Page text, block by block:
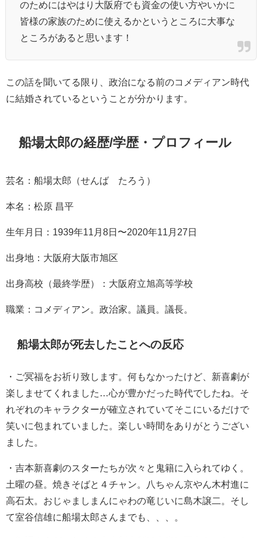
のためにはやはり大阪府でも資金の使い方やいかに
皆様の家族のために使えるかというところに大事な
ところがあると思います！
この話を聞いてる限り、政治になる前のコメディアン時代
に結婚されているということが分かります。
船場太郎の経歴/学歴・プロフィール
芸名： 船場太郎（せんば たろう）
本名：松原 昌平
生年月日：1939年11月8日〜2020年11月27日
出身地：大阪府大阪市旭区
出身高校（最終学歴）：大阪府立旭高等学校
職業：コメディアン。政治家。議員。議長。
船場太郎が死去したことへの反応
・ ご冥福をお祈り致します。 何もなかったけど、新喜劇が
楽しませてくれました…心が豊かだった時代でしたね。 そ
れぞれのキャラクターが確立されていてそこにいるだけで
笑いに包まれていました。 楽しい時間をありがとうござい
ました。
・ 吉本新喜劇のスターたちが次々と鬼籍に入られてゆく。
土曜の昼。焼きそばと４チャン。八ちゃん京やん木村進に
高石太。おじゃましまんにゃわの竜じいに島木譲二。そし
て室谷信雄に船場太郎さんまでも、、、。